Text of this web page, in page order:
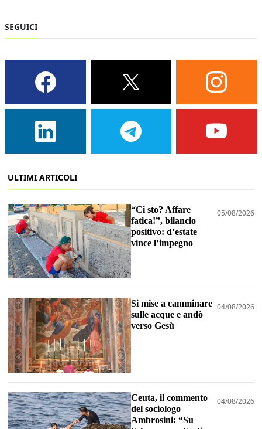
SEGUICI
ULTIMI ARTICOLI
“Ci sto? Affare
fatica!”, bilancio
positivo: d’estate
vince l’impegno
05/08/2026
Si mise a camminare
sulle acque e andò
verso Gesù
04/08/2026
Ceuta, il commento
del sociologo
Ambrosini: “Su
04/08/2026